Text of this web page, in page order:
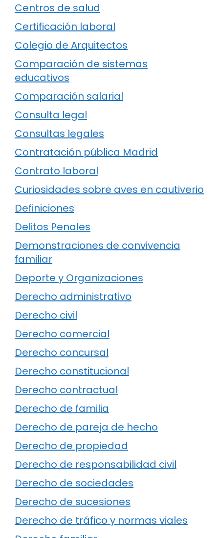
Centros de salud
Certificación laboral
Colegio de Arquitectos
Comparación de sistemas
educativos
Comparación salarial
Consulta legal
Consultas legales
Contratación pública Madrid
Contrato laboral
Curiosidades sobre aves en cautiverio
Definiciones
Delitos Penales
Demonstraciones de convivencia
familiar
Deporte y Organizaciones
Derecho administrativo
Derecho civil
Derecho comercial
Derecho concursal
Derecho constitucional
Derecho contractual
Derecho de familia
Derecho de pareja de hecho
Derecho de propiedad
Derecho de responsabilidad civil
Derecho de sociedades
Derecho de sucesiones
Derecho de tráfico y normas viales